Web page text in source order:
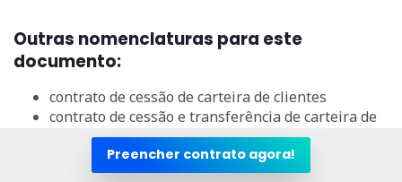
Outras nomenclaturas para este
documento:
contrato de cessão de carteira de clientes
contrato de cessão e transferência de carteira de
clientes
contrato cessão carteira de clientes
contrato cessão de direitos carteira clientes
Preencher contrato agora!